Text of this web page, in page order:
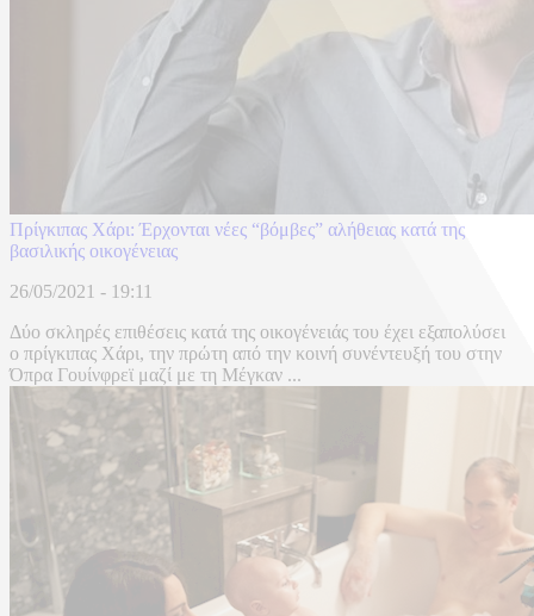
Πρίγκιπας Χάρι: Έρχονται νέες “βόμβες” αλήθειας κατά της
βασιλικής οικογένειας
26/05/2021 - 19:11
Δύο σκληρές επιθέσεις κατά της οικογένειάς του έχει εξαπολύσει
ο πρίγκιπας Χάρι, την πρώτη από την κοινή συνέντευξή του στην
Όπρα Γουίνφρεϊ μαζί με τη Μέγκαν ...